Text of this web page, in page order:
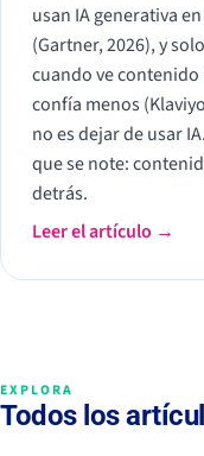
usan IA generativa
(Gartner, 2026), y
cuando ve contenido
confía menos
no es dejar de usar
que se note:
detrás.
Leer el artículo →
EXPLORA
Todos los